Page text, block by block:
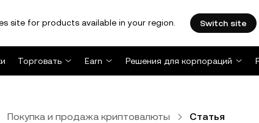
site for products available in your region. Switch site
Торговать Earn Решения для корпораций
Покупка и продажа криптовалюты Статья